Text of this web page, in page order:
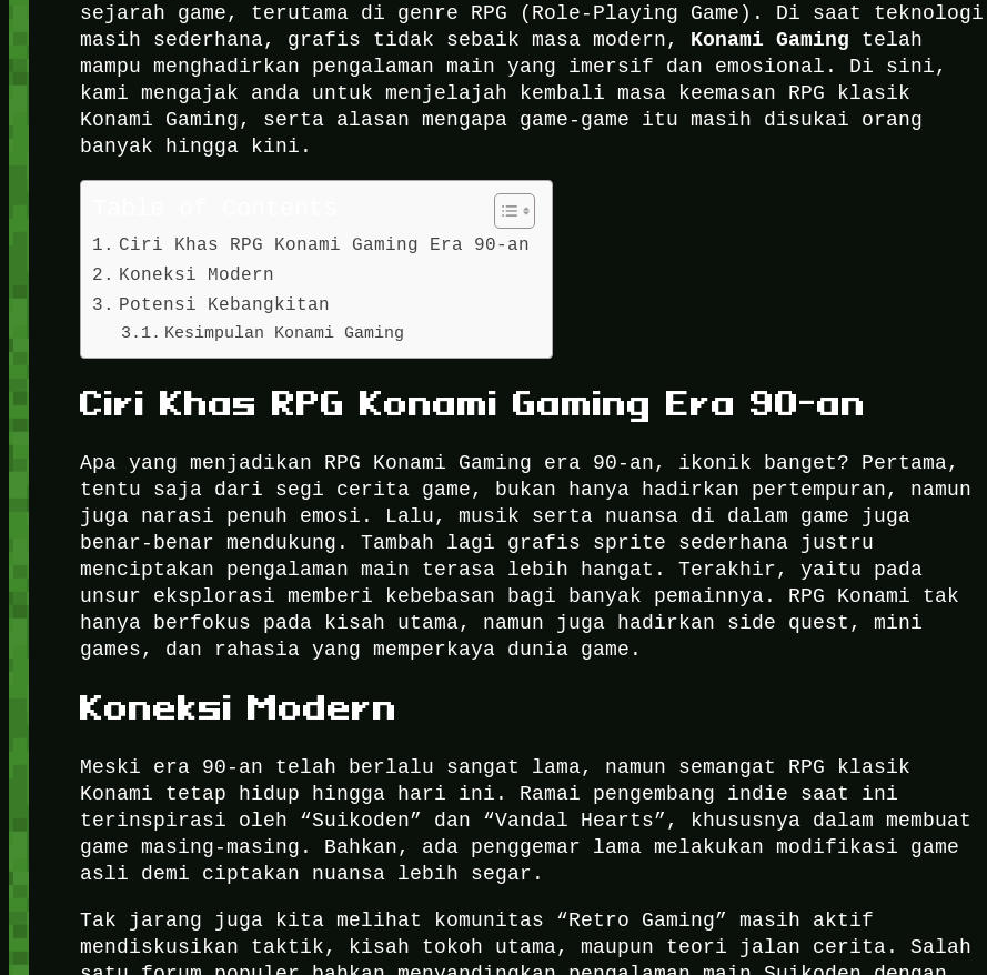
sejarah game, terutama di genre RPG (Role-Playing Game). Di saat teknologi
masih sederhana, grafis tidak sebaik masa modern, Konami Gaming telah
mampu menghadirkan pengalaman main yang imersif dan emosional. Di sini,
kami mengajak anda untuk menjelajah kembali masa keemasan RPG klasik
Konami Gaming, serta alasan mengapa game-game itu masih disukai orang
banyak hingga kini.
Ciri Khas RPG Konami Gaming Era 90-an
Koneksi Modern
Potensi Kebangkitan
Kesimpulan Konami Gaming
Ciri Khas RPG Konami Gaming Era 90-an
Apa yang menjadikan RPG Konami Gaming era 90-an, ikonik banget? Pertama,
tentu saja dari segi cerita game, bukan hanya hadirkan pertempuran, namun
juga narasi penuh emosi. Lalu, musik serta nuansa di dalam game juga
benar-benar mendukung. Tambah lagi grafis sprite sederhana justru
menciptakan pengalaman main terasa lebih hangat. Terakhir, yaitu pada
unsur eksplorasi memberi kebebasan bagi banyak pemainnya. RPG Konami tak
hanya berfokus pada kisah utama, namun juga hadirkan side quest, mini
games, dan rahasia yang memperkaya dunia game.
Koneksi Modern
Meski era 90-an telah berlalu sangat lama, namun semangat RPG klasik
Konami tetap hidup hingga hari ini. Ramai pengembang indie saat ini
terinspirasi oleh “Suikoden” dan “Vandal Hearts”, khususnya dalam membuat
game masing-masing. Bahkan, ada penggemar lama melakukan modifikasi game
asli demi ciptakan nuansa lebih segar.
Tak jarang juga kita melihat komunitas “Retro Gaming” masih aktif
mendiskusikan taktik, kisah tokoh utama, maupun teori jalan cerita. Salah